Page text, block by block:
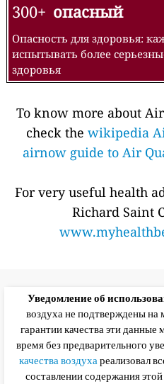
300+ опасный
Опасность для здоровья:
испытывать более
здоровья
To know more about
check the wikipedia
airnow guide to Air
For very useful health
Richard Saint
Уведомление об
воздуха не подтверждены на
гарантии качества эти
время без предварительного
качества воздухареализовал
составлении содержания